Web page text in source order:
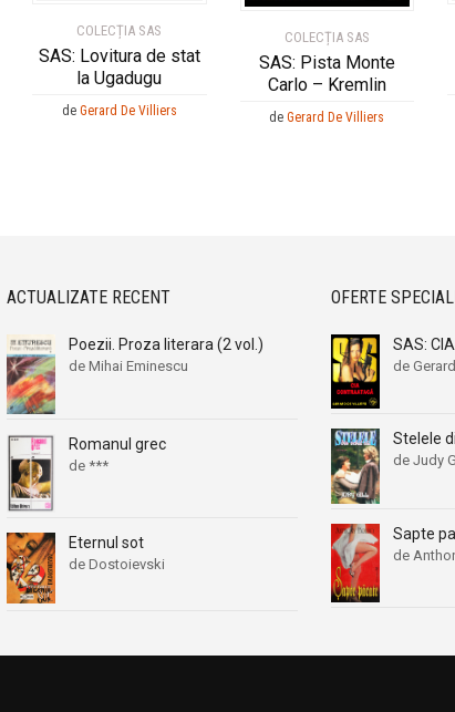
COLECȚIA SAS
SAS: Lovitura de stat
la Ugadugu
de Gerard De Villiers
COLECȚIA SAS
SAS: Pista Monte
Carlo – Kremlin
deGerard De Villiers
ACTUALIZATE RECENT
Poezii. Proza literara (2 vol.)
de Mihai Eminescu
Romanul grec
de ***
Eternul sot
de Dostoievski
OFERTE
SAS:
de
Stelele
de Judy
Sapte
de